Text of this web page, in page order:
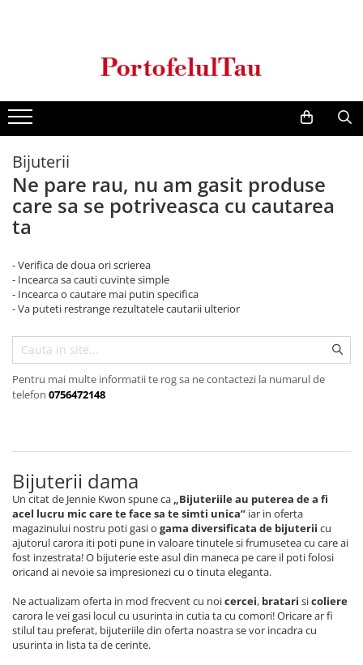
Clutch / Posete Plic
Genti Casual
Genti Piele Naturala
Genti multifunctionale mamici
Rucsacuri Barbati
Ghiozdane
Curele Barbati
Genti Barbati de Umar
Seturi Cadou
Cadouri pentru femei
Borsete Dama
Bijuterii
Ne pare rau, nu am gasit produse
care sa se potriveasca cu cautarea
ta
- Verifica de doua ori scrierea
- Incearca sa cauti cuvinte simple
- Incearca o cautare mai putin specifica
- Va puteti restrange rezultatele cautarii ulterior
Pentru mai multe informatii te rog sa ne contactezi la numarul de
telefon 0756472148
Bijuterii dama
Un citat de Jennie Kwon spune ca „Bijuteriile au puterea de a fi
acel lucru mic care te face sa te simti unica” iar in oferta
magazinului nostru poti gasi o gama diversificata de bijuterii cu
ajutorul carora iti poti pune in valoare tinutele si frumusetea cu care ai
fost inzestrata! O bijuterie este asul din maneca pe care il poti folosi
oricand ai nevoie sa impresionezi cu o tinuta eleganta.
Ne actualizam oferta in mod frecvent cu noicercei, bratari sicoliere
carora le vei gasi locul cu usurinta in cutia ta cu comori! Oricare ar fi
stilul tau preferat, bijuteriile din oferta noastra se vor incadra cu
usurinta in lista ta de cerinte.